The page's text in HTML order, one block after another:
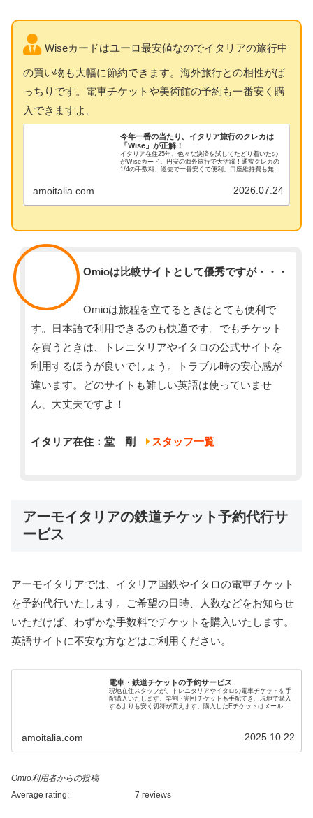
Wiseカードはユーロ最安値なのでイタリアの旅行中
の買い物も大幅に節約できます。海外旅行との相性がば
っちりです。電車チケットや美術館の予約も一番安く購
入できますよ。
今年一番の当たり。イタリア旅行のクレカは
「Wise」が正解！
イタリア在住25年、色々な決済を試してたどり着いたの
がWiseカード。円安の海外旅行で大活躍！通常クレカの
1/4の手数料、過去で一番安くて便利。口座維持費も無
amoitalia.com 2026.07.24
Omioは比較サイトとして優秀ですが・・・
Omioは旅程を立てるときはとても便利で
す。日本語で利用できるのも快適です。でもチケット
を買うときは、トレニタリアやイタロの公式サイトを
利用するほうが良いでしょう。トラブル時の安心感が
違います。どのサイトも難しい英語は使っていませ
ん、大丈夫ですよ！
イタリア在住：堂 剛 スタッフ一覧
アーモイタリアの鉄道チケット予約代行サ
ービス
アーモイタリアでは、イタリア国鉄やイタロの電車チケット
を予約代行いたします。ご希望の日時、人数などをお知らせ
いただけば、わずかな手数料でチケットを購入いたします。
英語サイトに不安な方などはご利用ください。
電車・鉄道チケットの予約サービス
現地在住スタッフが、トレニタリアやイタロの電車チケットを手
配購入いたします。早割・割引チケットも手配でき、現地で購入
するよりも安く切符が買えます。購入したEチケットはメールで
amoitalia.com 2025.10.22
Omio利用者からの投稿
Average rating:
7 reviews